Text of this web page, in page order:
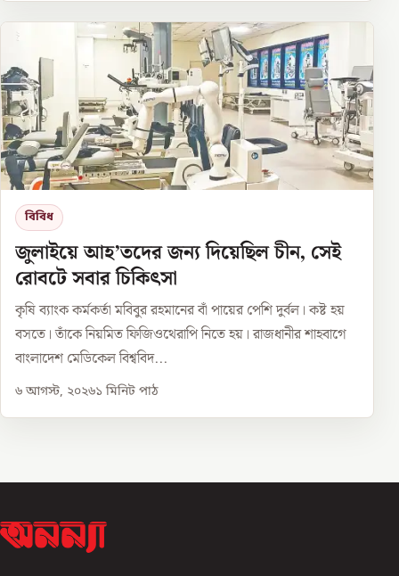
বিবিধ
জুলাইয়ে আহ’তদের জন্য দিয়েছিল চীন, সেই
রোবটে সবার চিকিৎসা
কৃষি ব্যাংক কর্মকর্তা মবিবুর রহমানের বাঁ পায়ের পেশি দুর্বল। কষ্ট হয়
বসতে। তাঁকে নিয়মিত ফিজিওথেরাপি নিতে হয়। রাজধানীর শাহবাগে
বাংলাদেশ মেডিকেল বিশ্ববিদ...
৬ আগস্ট, ২০২৬১ মিনিট পাঠ